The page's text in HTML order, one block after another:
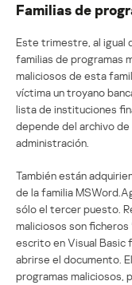
Familias de
Este trimestre, al igual
familias de programas
maliciosos de esta
víctima un troyano
lista de instituciones
depende del archivo
administración.
También están
de la familia
sólo el tercer puesto.
maliciosos son
escrito en Visual Basic
abrirse el documento.
programas maliciosos,